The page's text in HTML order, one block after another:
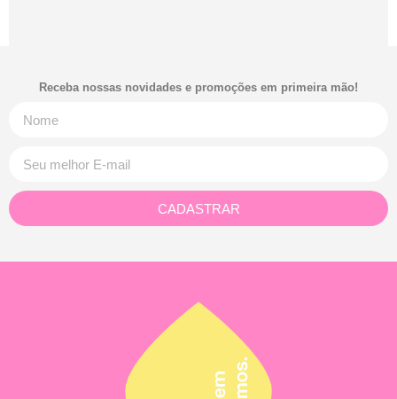
Receba nossas novidades e promoções em primeira mão!
CADASTRAR